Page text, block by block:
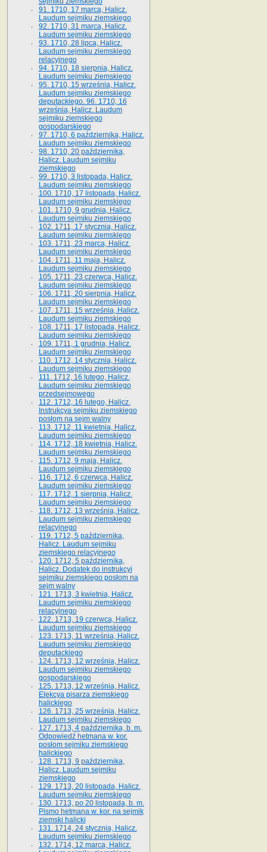
91. 1710, 17 marca, Halicz.
Laudum sejmiku ziemskiego
92. 1710, 31 marca, Halicz.
Laudum sejmiku ziemskiego
93. 1710, 28 lipca, Halicz.
Laudum sejmiku ziemskiego
relacyjnego
94. 1710, 18 sierpnia, Halicz.
Laudum sejmiku ziemskiego
95. 1710, 15 września, Halicz.
Laudum sejmiku ziemskiego
deputackiego. 96. 1710, 16
września, Halicz. Laudum
sejmiku ziemskiego
gospodarskiego
97. 1710, 6 października, Halicz.
Laudum sejmiku ziemskiego
98. 1710, 20 października,
Halicz. Laudum sejmiku
ziemskiego
99. 1710, 3 listopada, Halicz.
Laudum sejmiku ziemskiego
100. 1710, 17 listopada, Halicz.
Laudum sejmiku ziemskiego
101. 1710, 9 grudnia, Halicz.
Laudum sejmiku ziemskiego
102. 1711, 17 stycznia, Halicz.
Laudum sejmiku ziemskiego
103. 1711, 23 marca, Halicz.
Laudum sejmiku ziemskiego
104. 1711, 11 maja, Halicz.
Laudum sejmiku ziemskiego
105. 1711, 23 czerwca, Halicz.
Laudum sejmiku ziemskiego
106. 1711, 20 sierpnia, Halicz.
Laudum sejmiku ziemskiego
107. 1711, 15 września, Halicz.
Laudum sejmiku ziemskiego
108. 1711, 17 listopada, Halicz.
Laudum sejmiku ziemskiego
109. 1711, 1 grudnia, Halicz.
Laudum sejmiku ziemskiego
110. 1712, 14 stycznia, Halicz.
Laudum sejmiku ziemskiego
111. 1712, 16 lutego, Halicz.
Laudum sejmiku ziemskiego
przedsejmowego
112. 1712, 16 lutego, Halicz.
Instrukcya sejmiku ziemskiego
posłom na sejm walny
113. 1712, 11 kwietnia, Halicz.
Laudum sejmiku ziemskiego
114. 1712, 18 kwietnia, Halicz.
Laudum sejmiku ziemskiego
115. 1712, 9 maja, Halicz.
Laudum sejmiku ziemskiego
116. 1712, 6 czerwca, Halicz.
Laudum sejmiku ziemskiego
117. 1712, 1 sierpnia, Halicz.
Laudum sejmiku ziemskiego
118. 1712, 13 września, Halicz.
Laudum sejmiku ziemskiego
relacyjnego
119. 1712, 5 października,
Halicz. Laudum sejmiku
ziemskiego relacyjnego
120. 1712, 5 października,
Halicz. Dodatek do instrukcyi
sejmiku ziemskiego posłom na
sejm walny
121. 1713, 3 kwietnia, Halicz.
Laudum sejmiku ziemskiego
relacyjnego
122. 1713, 19 czerwca, Halicz.
Laudum sejmiku ziemskiego
123. 1713, 11 września, Halicz.
Laudum sejmiku ziemskiego
deputackiego
124. 1713, 12 września, Halicz.
Laudum sejmiku ziemskiego
gospodarskiego
125. 1713, 12 września, Halicz.
Elekcya pisarza ziemskiego
halickiego
126. 1713, 25 września, Halicz.
Laudum sejmiku ziemskiego
127. 1713, 4 października, b. m.
Odpowiedź hetmana w. kor.
posłom sejmiku ziemskiego
halickiego
128. 1713, 9 października,
Halicz. Laudum sejmiku
ziemskiego
129. 1713, 20 listopada, Halicz.
Laudum sejmiku ziemskiego
130. 1713, po 20 listopada, b. m.
Pismo hetmana w. kor. na sejmik
ziemski halicki
131. 1714, 24 stycznia, Halicz.
Laudum sejmiku ziemskiego
132. 1714, 12 marca, Halicz.